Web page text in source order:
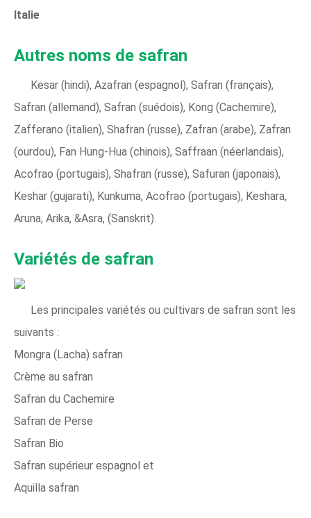
Italie
Autres noms de safran
Kesar (hindi), Azafran (espagnol), Safran (français),
Safran (allemand), Safran (suédois), Kong (Cachemire),
Zafferano (italien), Shafran (russe), Zafran (arabe), Zafran
(ourdou), Fan Hung-Hua (chinois), Saffraan (néerlandais),
Acofrao (portugais), Shafran (russe), Safuran (japonais),
Keshar (gujarati), Kunkuma, Acofrao (portugais), Keshara,
Aruna, Arika, &Asra, (Sanskrit).
Variétés de safran
Les principales variétés ou cultivars de safran sont les
suivants :
Mongra (Lacha) safran
Crème au safran
Safran du Cachemire
Safran de Perse
Safran Bio
Safran supérieur espagnol et
Aquilla safran